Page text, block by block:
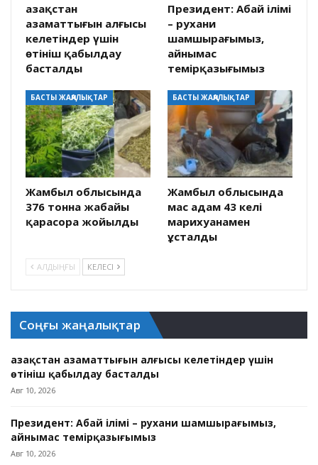
Қазақстан
азаматтығын алғысы
келетіндер үшін
өтініш қабылдау
басталды
Президент: Абай ілімі
– рухани
шамшырағымыз,
айнымас
темірқазығымыз
БАСТЫ ЖАҢАЛЫҚТАР
Жамбыл облысында
376 тонна жабайы
қарасора жойылды
БАСТЫ ЖАҢАЛЫҚТАР
Жамбыл облысында
мас адам 43 келі
марихуанамен
ұсталды
АЛДЫҢҒЫ КЕЛЕСІ
Соңғы жаңалықтар
Қазақстан азаматтығын алғысы келетіндер үшін
өтініш қабылдау басталды
Авг 10, 2026
Президент: Абай ілімі – рухани шамшырағымыз,
айнымас темірқазығымыз
Авг 10, 2026